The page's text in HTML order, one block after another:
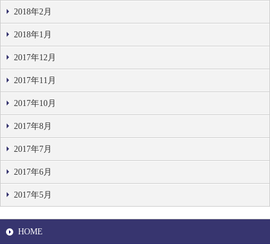
2018年2月
2018年1月
2017年12月
2017年11月
2017年10月
2017年8月
2017年7月
2017年6月
2017年5月
HOME